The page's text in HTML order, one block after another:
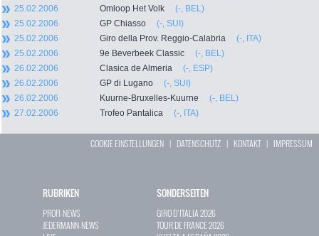
25.02.2006
Omloop Het Volk (-, BEL)
25.02.2006
GP Chiasso (-, SUI)
25.02.2006
Giro della Prov. Reggio-Calabria (-, ITA)
25.02.2006
9e Beverbeek Classic (-, BEL)
26.02.2006
Clasica de Almeria (-, ESP)
26.02.2006
GP di Lugano (-, SUI)
26.02.2006
Kuurne-Bruxelles-Kuurne (-, BEL)
27.02.2006
Trofeo Pantalica (-, ITA)
COOKIE EINSTELLUNGEN | DATENSCHUTZ | KONTAKT| IMPRESSUM
RUBRIKEN
PROFI-NEWS
JEDERMANN-NEWS
SONDERSEITEN
GIRO D`ITALIA 2026
TOUR DE FRANCE 2026